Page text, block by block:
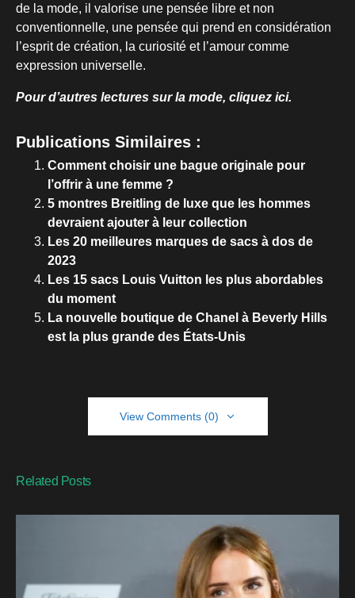
de la mode, il valorise une pensée libre et non
conventionnelle, une pensée qui prend en considération
l’esprit de création, la curiosité et l’amour comme
expression universelle.
Pour d’autres lectures sur la mode, cliquez ici.
Publications Similaires :
Comment choisir une bague originale pour
l’offrir à une femme ?
5 montres Breitling de luxe que les hommes
devraient ajouter à leur collection
Les 20 meilleures marques de sacs à dos de
2023
Les 15 sacs Louis Vuitton les plus abordables
du moment
La nouvelle boutique de Chanel à Beverly Hills
est la plus grande des États-Unis
View Comments (0)
Related Posts